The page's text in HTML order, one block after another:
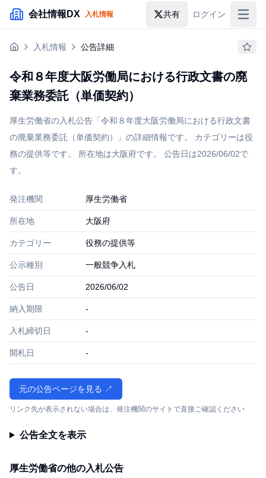
メインコンテンツにスキップ
会社情報DX 入札情報 共有 ログイン
入札情報
助成金・補助金
入札情報 公告詳細
令和８年度大阪労働局における行政文書の廃
棄業務委託（単価契約）
厚生労働省の入札公告「令和８年度大阪労働局における行政文書
の廃棄業務委託（単価契約）」の詳細情報です。 カテゴリーは役
務の提供等です。 所在地は大阪府です。 公告日は2026/06/02で
す。
発注機関 厚生労働省
所在地 大阪府
カテゴリー 役務の提供等
公示種別 一般競争入札
公告日 2026/06/02
納入期限 -
入札締切日 -
開札日 -
元の公告ページを見る ↗
リンク先が表示されない場合は、発注機関のサイトで直接ご確認ください
公告全文を表示
厚生労働省の他の入札公告